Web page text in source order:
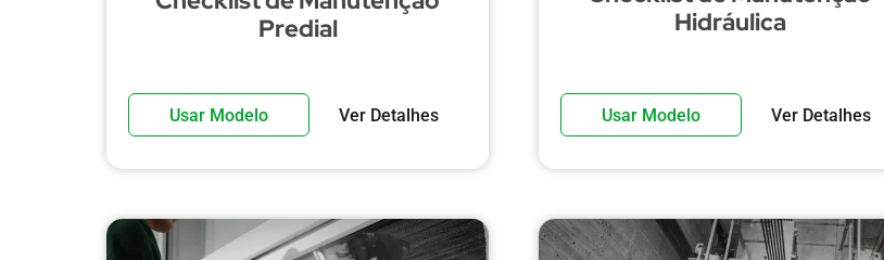
Predial
Usar Modelo Ver Detalhes
Hidráulica
Usar Modelo Ver Detalhes